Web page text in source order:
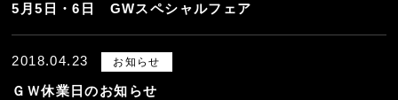
5月5日・6日 GWスペシャルフェア
2018.04.23 お知らせ
ＧＷ休業日のお知らせ